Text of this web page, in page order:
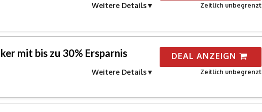
Weitere Details Zeitlich unbegrenzt
mit bis zu 30% Ersparnis
Weitere Details
DEAL ANZEIGN
Zeitlich unbegrenzt